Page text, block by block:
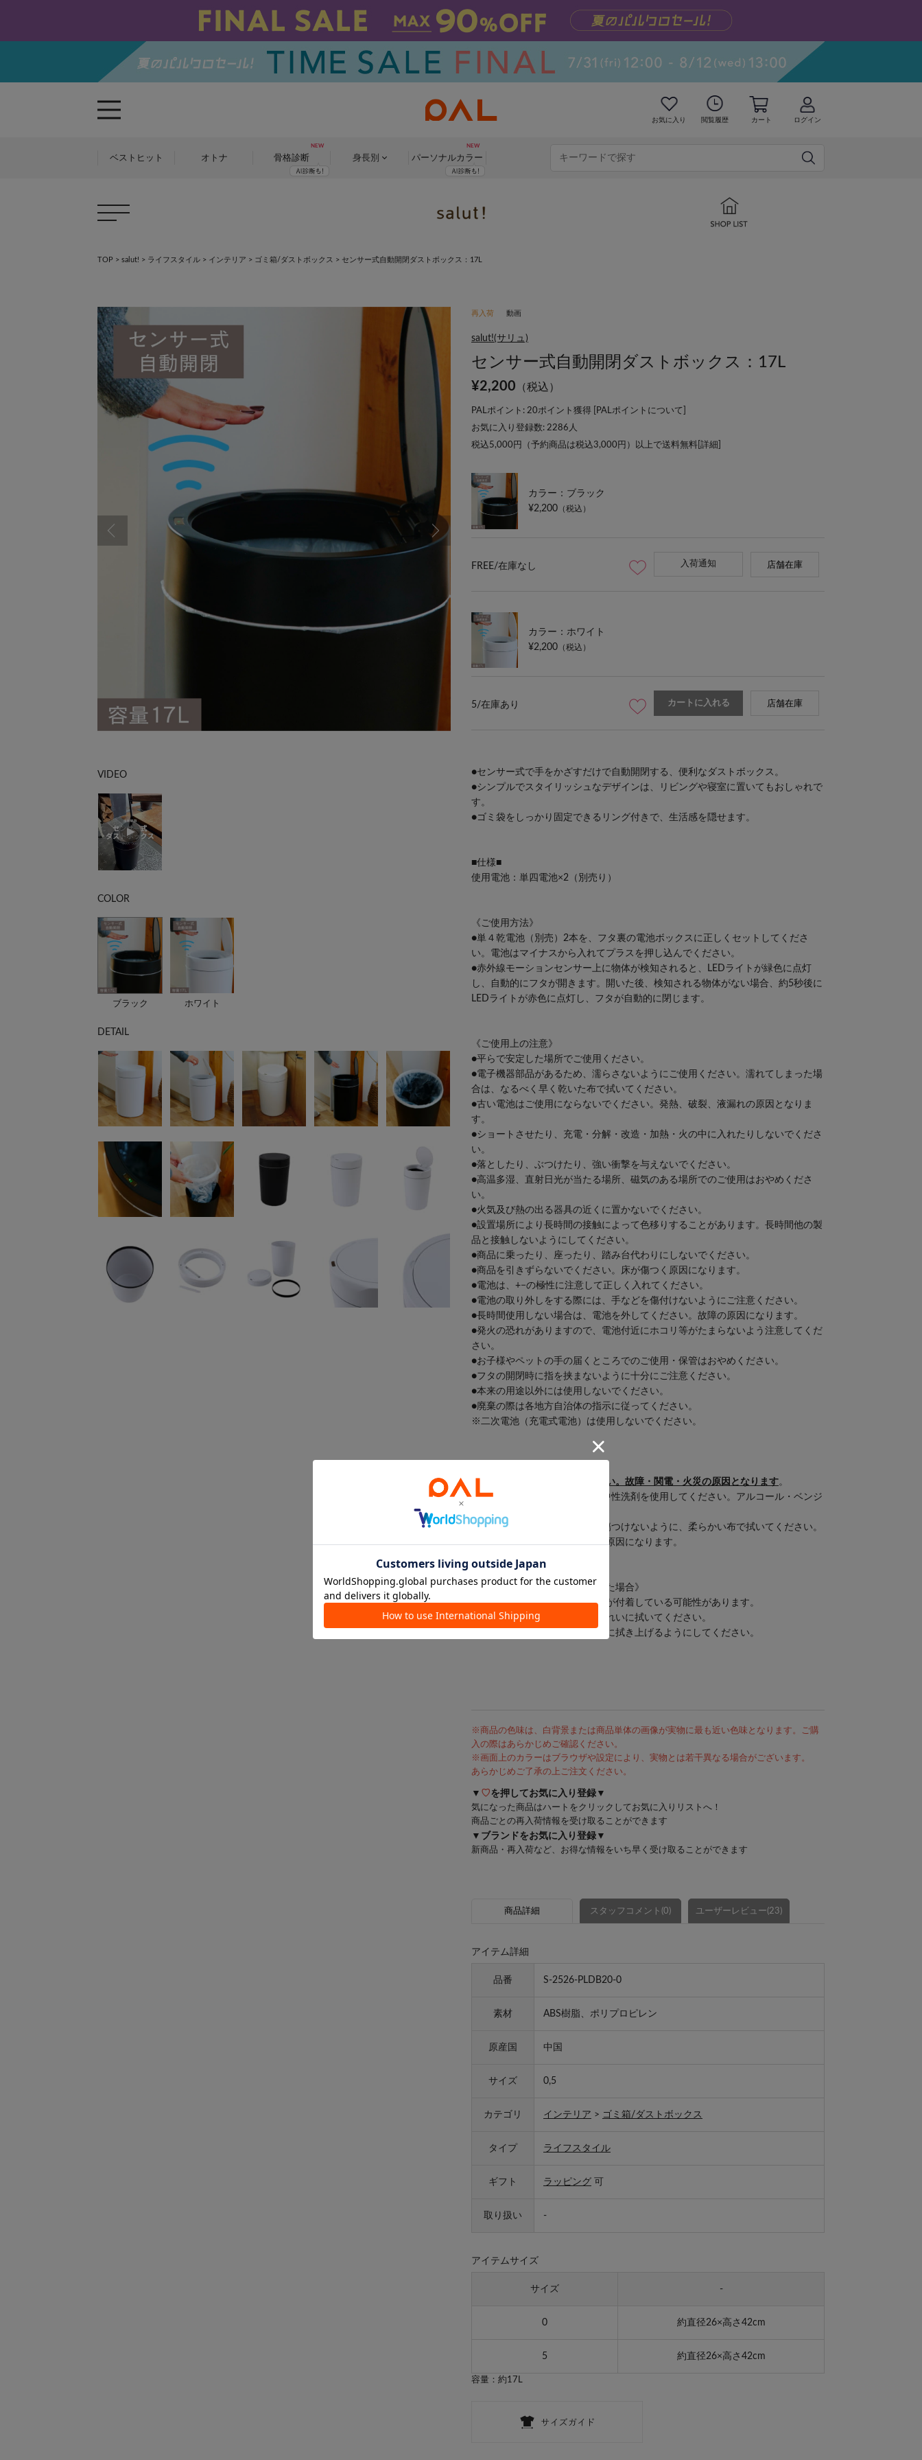
お気に入り 閲覧履歴 カート ログイン
ベストヒット オトナ 骨格診断 身長別 パーソナルカラー
TOP > salut! > ライフスタイル > インテリア > ゴミ箱/ダストボックス > センサー式自動開閉ダストボックス：17L
VIDEO
COLOR
ブラック ホワイト
DETAIL
再入荷 動画
salut!(サリュ)
センサー式自動開閉ダストボックス：17L
¥2,200 （税込）
PALポイント: 20ポイント獲得 [ PALポイントについて
お気に入り登録数: 2286 人
税込5,000円（予約商品は税込3,000円）以上で送料無料[ 詳細
カラー：ブラック
¥2,200 （税込）
FREE/在庫なし 入荷通知 店舗在庫
カラー：ホワイト
¥2,200 （税込）
5/在庫あり カートに入れる 店舗在庫
●センサー式で手をかざすだけで自動開閉する、便利なダストボックス。
●シンプルでスタイリッシュなデザインは、リビングや寝室に置いてもおしゃれで
す。
●ゴミ袋をしっかり固定できるリング付きで、生活感を隠せます。
■仕様■
使用電池：単四電池×2（別売り）
《ご使用方法》
●単４乾電池（別売）2本を、フタ裏の電池ボックスに正しくセットしてくださ
い。電池はマイナスから入れてプラスを押し込んでください。
●赤外線モーションセンサー上に物体が検知されると、LEDライトが緑色に点灯
し、自動的にフタが開きます。開いた後、検知される物体がない場合、約5秒後に
LEDライトが赤色に点灯し、フタが自動的に閉じます。
《ご使用上の注意》
●平らで安定した場所でご使用ください。
●電子機器部品があるため、濡らさないようにご使用ください。濡れてしまった場
合は、なるべく早く乾いた布で拭いてください。
●古い電池はご使用にならないでください。発熱、破裂、液漏れの原因となりま
す。
●ショートさせたり、充電・分解・改造・加熱・火の中に入れたりしないでくださ
い。
●落としたり、ぶつけたり、強い衝撃を与えないでください。
●高温多湿、直射日光が当たる場所、磁気のある場所でのご使用はおやめくださ
い。
●火気及び熱の出る器具の近くに置かないでください。
●設置場所により長時間の接触によって色移りすることがあります。長時間他の製
品と接触しないようにしてください。
●商品に乗ったり、座ったり、踏み台代わりにしないでください。
●商品を引きずらないでください。床が傷つく原因になります。
●電池は、+−の極性に注意して正しく入れてください。
●電池の取り外しをする際には、手などを傷付けないようにご注意ください。
●長時間使用しない場合は、電池を外してください。故障の原因になります。
●発火の恐れがありますので、電池付近にホコリ等がたまらないよう注意してくだ
さい。
●お子様やペットの手の届くところでのご使用・保管はおやめください。
●フタの開閉時に指を挟まないように十分にご注意ください。
●本来の用途以外には使用しないでください。
●廃棄の際は各地方自治体の指示に従ってください。
※二次電池（充電式電池）は使用しないでください。
フタの水洗いはしないでください。故障・関電・火災の原因となります。
●本体が汚れた場合は、薄めた中性洗剤を使用してください。アルコール・ベンジ
ン等は使用しないでください。
●お手入れの際、センサー窓を傷つけないように、柔らかい布で拭いてください。
自動開閉のセンサーが故障する原因になります。
《フタが完全に閉まらなくなった場合》
フタの開閉部分にほこりや異物が付着している可能性があります。
汚れた際、フタの開閉部分をきれいに拭いてください。
※フタを月に１回を目安に丁寧に拭き上げるようにしてください。
※商品の色味は、白背景または商品単体の画像が実物に最も近い色味となります。ご購
入の際はあらかじめご確認ください。
※画面上のカラーはブラウザや設定により、実物とは若干異なる場合がございます。
あらかじめご了承の上ご注文ください。
▼ ♡を押してお気に入り登録▼
気になった商品はハートをクリックしてお気に入りリストへ！
商品ごとの再入荷情報を受け取ることができます
▼ブランドをお気に入り登録▼
新商品・再入荷など、お得な情報をいち早く受け取ることができます
商品詳細 スタッフコメント(0) ユーザーレビュー(23)
アイテム詳細
品番 S-2526-PLDB20-0
素材 ABS樹脂、ポリプロピレン
原産国 中国
サイズ 0,5
カテゴリ インテリア > ゴミ箱/ダストボックス
タイプ ライフスタイル
ギフト ラッピング 可
取り扱い -
アイテムサイズ
サイズ -
0 約直径26×高さ42cm
5 約直径26×高さ42cm
容量：約17L